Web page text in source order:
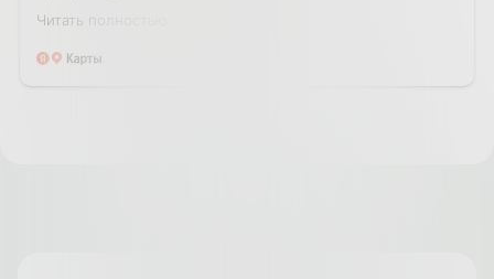
потраченного рубля.
Читать полностью